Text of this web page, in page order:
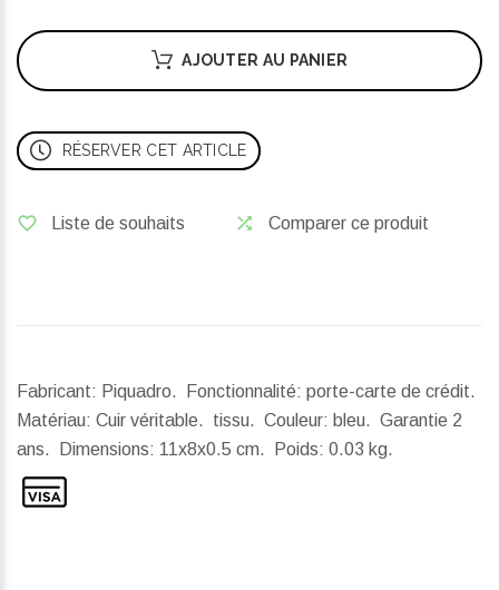
AJOUTER AU PANIER
RÉSERVER CET ARTICLE
Liste de souhaits Comparer ce produit
Fabricant: Piquadro. Fonctionnalité: porte-carte de crédit.
Matériau: Cuir véritable. tissu. Couleur: bleu. Garantie 2
ans.
Dimensions: 11x8x0.5 cm. Poids: 0.03 kg.